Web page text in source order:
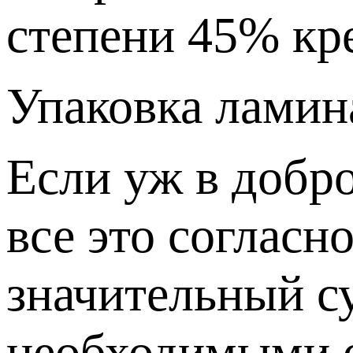
степени 45%
Упаковка
Если уж в
все это
значительный